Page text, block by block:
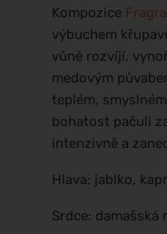
Kompozice
výbuchem
vůně rozvíjí,
medovým
teplém,
bohatost pačuli
intenzivně a
Hlava: jablko,
Srdce: damašská